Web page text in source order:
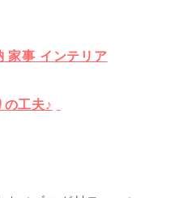
家事 インテリア
の工夫♪